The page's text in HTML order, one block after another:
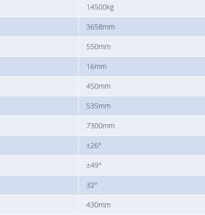
14500kg
3658mm
550mm
16mm
450mm
535mm
7300mm
±26°
±49°
32°
430mm